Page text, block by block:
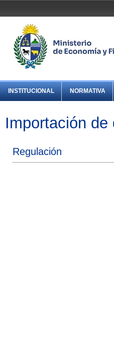
INSTITUCIONAL NORMATIVA
Importación
Regulación